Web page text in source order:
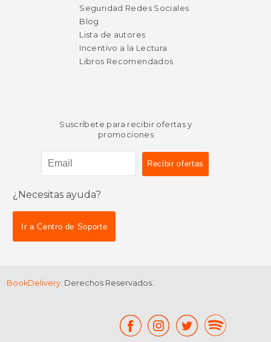
Seguridad Redes Sociales
Blog
Lista de autores
Incentivo a la Lectura
Libros Recomendados
Suscríbete para recibir ofertas y
promociones
¿Necesitas ayuda?
Ir a Centro de Soporte
BookDelivery. Derechos Reservados.